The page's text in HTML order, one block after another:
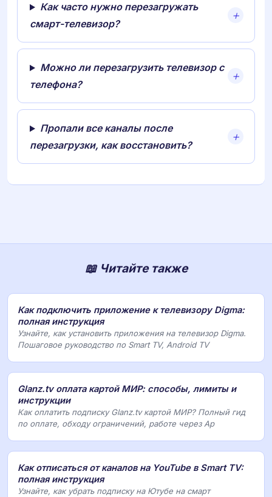
Как часто нужно перезагружать
смарт-телевизор?
Можно ли перезагрузить телевизор с
телефона?
Пропали все каналы после
перезагрузки, как восстановить?
📖 Читайте также
Как подключить приложение к телевизору Digma:
полная инструкция
Узнайте, как установить приложения на телевизор Digma.
Пошаговое руководство по Smart TV, Android TV
Glanz.tv оплата картой МИР: способы, лимиты и
инструкции
Как оплатить подписку Glanz.tv картой МИР? Полный гид
по оплате, обходу ограничений, работе через Ap
Как отписаться от каналов на YouTube в Smart TV:
полная инструкция
Узнайте, как убрать подписку на Ютубе на смарт